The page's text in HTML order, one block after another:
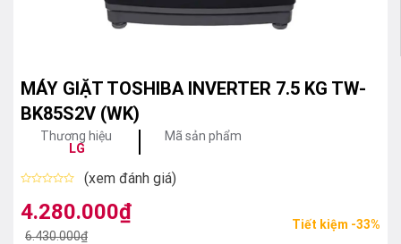
MÁY GIẶT TOSHIBA INVERTER 7.5 KG TW-
BK85S2V (WK)
Thương hiệu
LG
Mã sản phẩm
xếp
hạng
5
(xem đánh giá)
6.430.000₫
Giá
gốc
4.280.000₫
Giá
hiện
Tiết kiệm -33%